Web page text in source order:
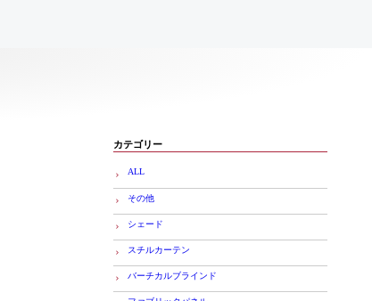
カテゴリー
ALL
その他
シェード
スチルカーテン
バーチカルブラインド